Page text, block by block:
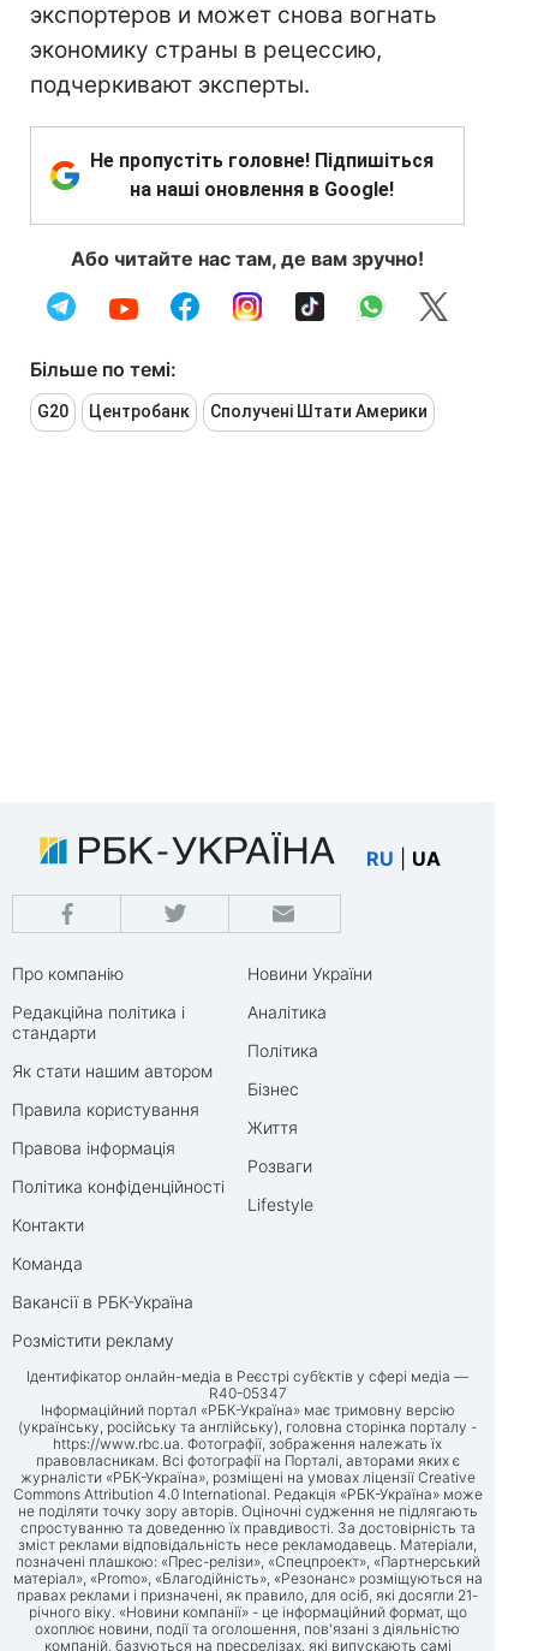
экспортеров и может снова вогнать
экономику страны в рецессию,
подчеркивают эксперты.
Не пропустіть головне! Підпишіться
на наші оновлення в Google!
Або читайте нас там, де вам зручно!
Більше по темі:
G20 Центробанк Сполучені Штати Америки
RU UA
Про компанію
Редакційна політика і
стандарти
Як стати нашим автором
Правила користування
Правова інформація
Політика конфіденційності
Контакти
Команда
Вакансії в РБК-Україна
Розмістити рекламу
Новини України
Аналітика
Політика
Бізнес
Життя
Розваги
Lifestyle
Ідентифікатор онлайн-медіа в Реєстрі суб’єктів у сфері медіа —
R40-05347
Інформаційний портал «РБК-Україна» має тримовну версію
(українську, російську та англійську), головна сторінка порталу -
https://www.rbc.ua. Фотографії, зображення належать їх
правовласникам. Всі фотографії на Порталі, авторами яких є
журналісти «РБК-Україна», розміщені на умовах ліцензії Creative
Commons Attribution 4.0 International. Редакція «РБК-Україна» може
не поділяти точку зору авторів. Оціночні судження не підлягають
спростуванню та доведенню їх правдивості. За достовірність та
зміст реклами відповідальність несе рекламодавець. Матеріали,
позначені плашкою: «Прес-релізи», «Спецпроект», «Партнерський
матеріал», «Promo», «Благодійність», «Резонанс» розміщуються на
правах реклами і призначені, як правило, для осіб, які досягли 21-
річного віку. «Новини компанії» - це інформаційний формат, що
охоплює новини, події та оголошення, пов'язані з діяльністю
компаній, базуються на пресрелізах, які випускають самі